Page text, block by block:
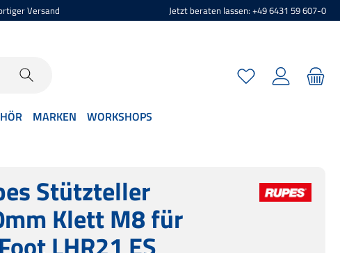
Versand Jetzt beraten lassen: +49 6431 59 607-0
Du hast 0
MARKEN WORKSHOPS
Stützteller
Klett M8 für